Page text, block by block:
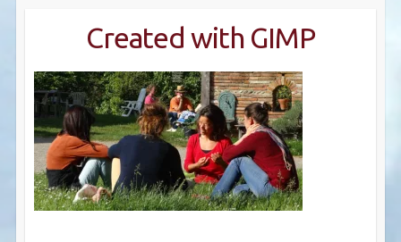
Created with GIMP